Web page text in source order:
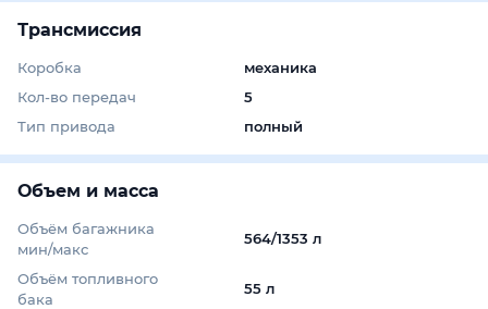
Трансмиссия
Коробка
механика
Кол-во передач
5
Тип привода
полный
Объем и масса
Объём багажника
мин/макс
564/1353 л
Объём топливного
бака
55 л